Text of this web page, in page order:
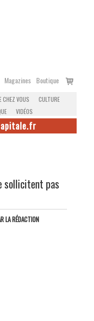
Magazines Boutique
Voir
CHEZ VOUS
CULTURE
VIDÉOS
sollicitent pas
LA RÉDACTION